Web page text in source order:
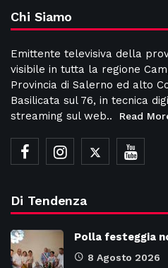
Chi Siamo
Emittente televisiva della
visibile in tutta la regione
Provincia di Salerno ed alto
Basilicata sul 76, in tecnica
streaming sul web..
Read
Di Tendenza
Polla festeggia
8 Agosto 2026